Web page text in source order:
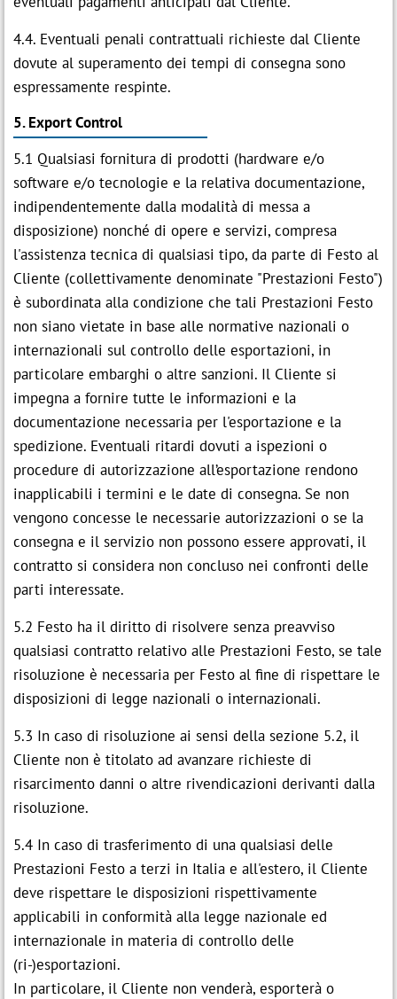
4.4. Eventuali penali contrattuali richieste dal Cliente
dovute al superamento dei tempi di consegna sono
espressamente respinte.
5. Export Control
5.1 Qualsiasi fornitura di prodotti (hardware e/o
software e/o tecnologie e la relativa documentazione,
indipendentemente dalla modalità di messa a
disposizione) nonché di opere e servizi, compresa
l'assistenza tecnica di qualsiasi tipo, da parte di Festo al
Cliente (collettivamente denominate "Prestazioni Festo")
è subordinata alla condizione che tali Prestazioni Festo
non siano vietate in base alle normative nazionali o
internazionali sul controllo delle esportazioni, in
particolare embarghi o altre sanzioni. Il Cliente si
impegna a fornire tutte le informazioni e la
documentazione necessaria per l'esportazione e la
spedizione. Eventuali ritardi dovuti a ispezioni o
procedure di autorizzazione all’esportazione rendono
inapplicabili i termini e le date di consegna. Se non
vengono concesse le necessarie autorizzazioni o se la
consegna e il servizio non possono essere approvati, il
contratto si considera non concluso nei confronti delle
parti interessate.
5.2 Festo ha il diritto di risolvere senza preavviso
qualsiasi contratto relativo alle Prestazioni Festo, se tale
risoluzione è necessaria per Festo al fine di rispettare le
disposizioni di legge nazionali o internazionali.
5.3 In caso di risoluzione ai sensi della sezione 5.2, il
Cliente non è titolato ad avanzare richieste di
risarcimento danni o altre rivendicazioni derivanti dalla
risoluzione.
5.4 In caso di trasferimento di una qualsiasi delle
Prestazioni Festo a terzi in Italia e all'estero, il Cliente
deve rispettare le disposizioni rispettivamente
applicabili in conformità alla legge nazionale ed
internazionale in materia di controllo delle
(ri-)esportazioni.
In particolare, il Cliente non venderà, esporterà o